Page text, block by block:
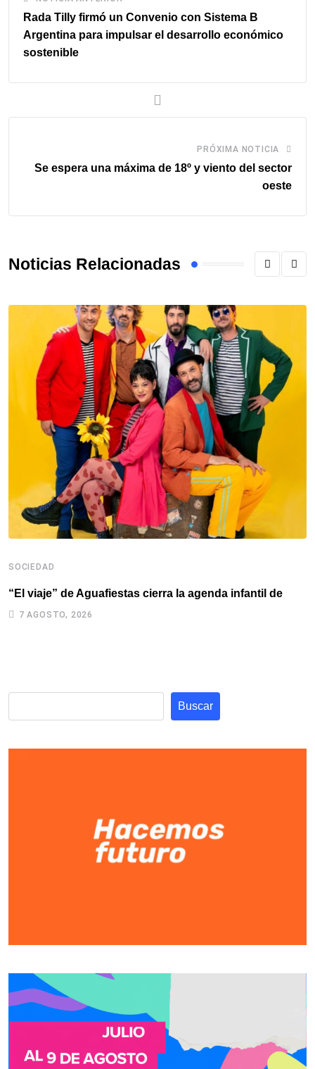
Rada Tilly firmó un Convenio con Sistema B
Argentina para impulsar el desarrollo económico
sostenible
PRÓXIMA NOTICIA
Se espera una máxima de 18º y viento del sector
oeste
Noticias Relacionadas
SOCIEDAD
“El viaje” de Aguafiestas cierra la agenda infantil de
7 AGOSTO, 2026
Buscar